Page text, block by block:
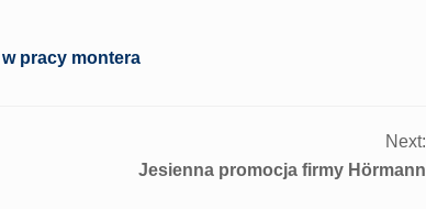
w pracy montera
Next:
Jesienna promocja firmy Hörmann